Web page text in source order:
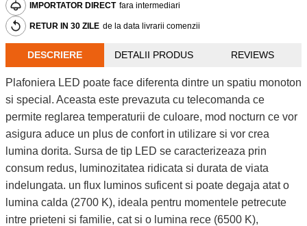
IMPORTATOR DIRECT fara intermediari
RETUR IN 30 ZILE de la data livrarii comenzii
DESCRIERE DETALII PRODUS REVIEWS
Plafoniera LED poate face diferenta dintre un spatiu monoton
si special. Aceasta este prevazuta cu telecomanda ce
permite reglarea temperaturii de culoare, mod nocturn ce vor
asigura aduce un plus de confort in utilizare si vor crea
lumina dorita. Sursa de tip LED se caracterizeaza prin
consum redus, luminozitatea ridicata si durata de viata
indelungata. un flux luminos suficent si poate degaja atat o
lumina calda (2700 K), ideala pentru momentele petrecute
intre prieteni si familie, cat si o lumina rece (6500 K),